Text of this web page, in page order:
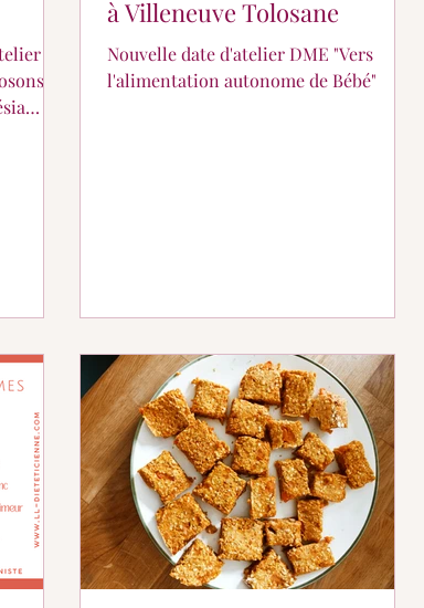
à Villeneuve Tolosane
Nouvelle date d'atelier DME "Vers
l'alimentation autonome de Bébé"